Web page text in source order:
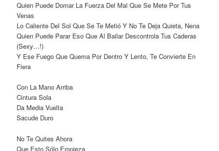
Quien Puede Domar La Fuerza Del Mal Que Se Mete Por Tus
Venas
Lo Caliente Del Sol Que Se Te Metió Y No Te Deja Quieta, Nena
Quien Puede Parar Eso Que Al Bailar Descontrola Tus Caderas
(Sexy…!)
Y Ese Fuego Que Quema Por Dentro Y Lento, Te Convierte En
Fiera
Con La Mano Arriba
Cintura Sola
Da Media Vuelta
Sacude Duro
No Te Quites Ahora
Que Esto Sólo Empieza